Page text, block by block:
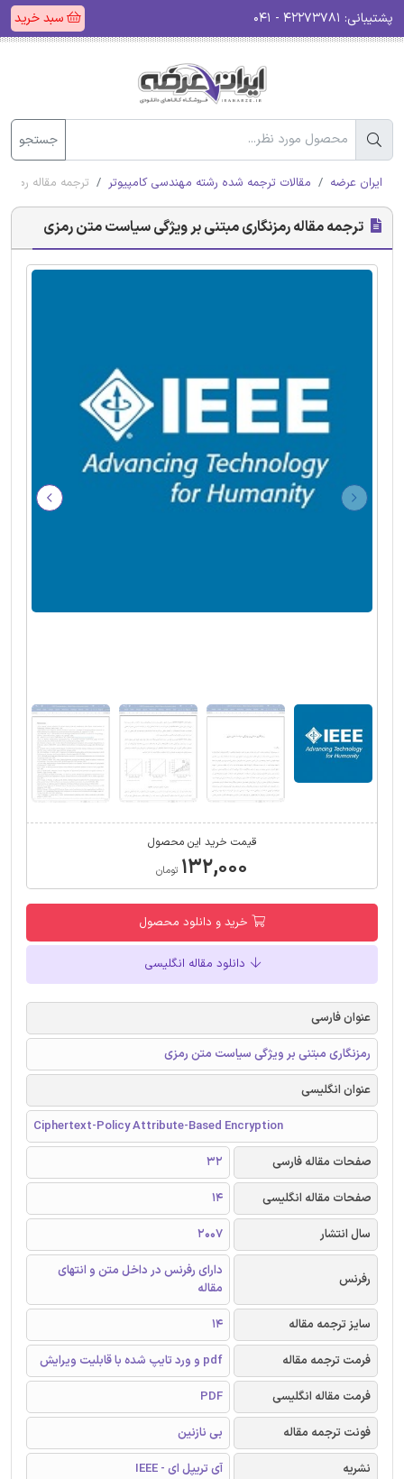
پشتیبانی: سبد خرید
جستجو
ایران عرضه مقالات ترجمه شده رشته مهندسی کامپیوتر ترجمه مقاله
ترجمه مقاله رمزنگاری مبتنی بر ویژگی سیاست متن رمزی
قیمت خرید این محصول
۱۳۲,۰۰۰ تومان
خرید و دانلود محصول
دانلود مقاله انگلیسی
عنوان فارسی
رمزنگاری مبتنی بر ویژگی سیاست متن رمزی
عنوان انگلیسی
Ciphertext-Policy Attribute-Based Encryption
صفحات مقاله فارسی
32
صفحات مقاله انگلیسی
14
سال انتشار
2007
رفرنس
دارای رفرنس در داخل متن و انتهای
مقاله
سایز ترجمه مقاله
14
فرمت ترجمه مقاله
pdf و ورد تایپ شده با قابلیت ویرایش
فرمت مقاله انگلیسی
PDF
فونت ترجمه مقاله
بی نازنین
نشریه
آی تریپل ای - IEEE